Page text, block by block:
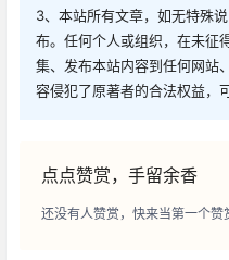
3、本站所有文章，如无特殊
布。任何个人或组织，在未征
集、发布本站内容到任何网站
容侵犯了原著者的合法权益，
点点赞赏，手留余香
还没有人赞赏，快来当第一个赞